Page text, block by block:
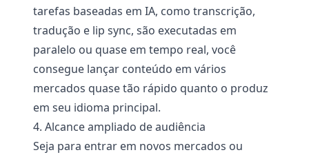
tarefas baseadas em IA, como transcrição,
tradução e lip sync, são executadas em
paralelo ou quase em tempo real, você
consegue lançar conteúdo em vários
mercados quase tão rápido quanto o produz
em seu idioma principal.
4. Alcance ampliado de audiência
Seja para entrar em novos mercados ou